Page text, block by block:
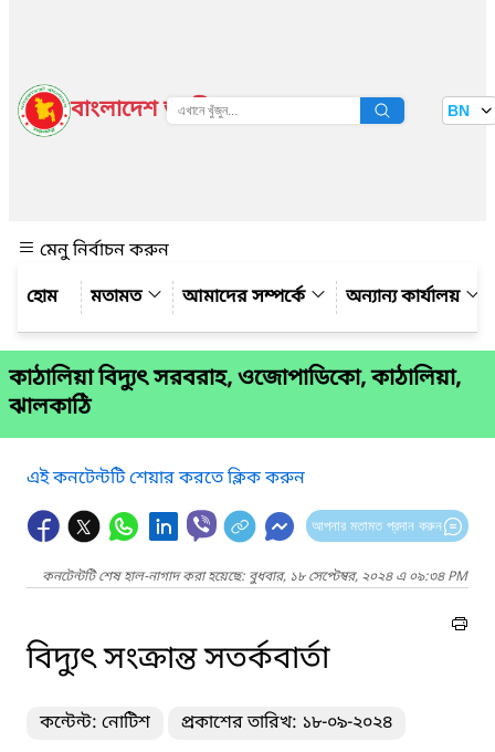
বাংলাদেশ জাতীয় তথ্য বাতায়ন BN
মেনু নির্বাচন করুন
মতামত
আমাদের সম্পর্কে অন্যান্য কার্যালয়
কাঠালিয়া বিদ্যুৎ সরবরাহ, ওজোপাডিকো, কাঠালিয়া,
ঝালকাঠি
এই কনটেন্টটি শেয়ার করতে ক্লিক করুন
আপনার মতামত প্রদান করুন
কনটেন্টটি শেষ হাল-নাগাদ করা হয়েছে: বুধবার, ১৮ সেপ্টেম্বর, ২০২৪ এ ০৯:৩৪ PM
বিদ্যুৎ সংক্রান্ত সতর্কবার্তা
কন্টেন্ট: নোটিশ প্রকাশের তারিখ: ১৮-০৯-২০২৪